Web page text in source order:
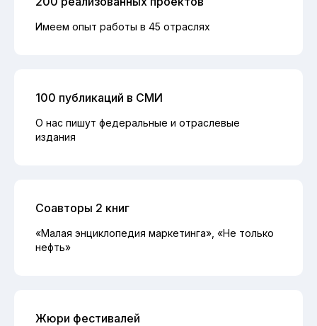
Имеем опыт работы в 45 отраслях
100 публикаций в СМИ
О нас пишут федеральные и отраслевые
издания
Соавторы 2 книг
«Малая энциклопедия маркетинга», «Не только
нефть»
Жюри фестивалей